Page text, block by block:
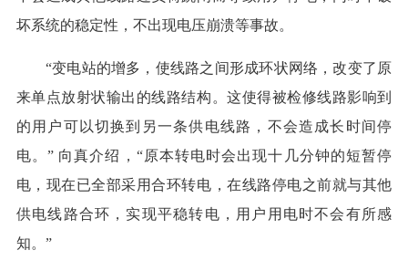
坏系统的稳定性，不出现电压崩溃等事故。
“变电站的增多，使线路之间形成环状网络，改变了原
来单点放射状输出的线路结构。这使得被检修线路影响到
的用户可以切换到另一条供电线路，不会造成长时间停
电。” 向真介绍，“原本转电时会出现十几分钟的短暂停
电，现在已全部采用合环转电，在线路停电之前就与其他
供电线路合环，实现平稳转电，用户用电时不会有所感
知。”